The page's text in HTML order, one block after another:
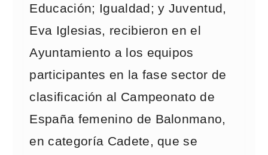
Educación; Igualdad; y Juventud,
Eva Iglesias, recibieron en el
Ayuntamiento a los equipos
participantes en la fase sector de
clasificación al Campeonato de
España femenino de Balonmano,
en categoría Cadete, que se